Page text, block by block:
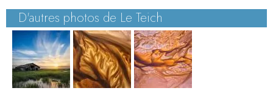
D'autres photos de Le Teich